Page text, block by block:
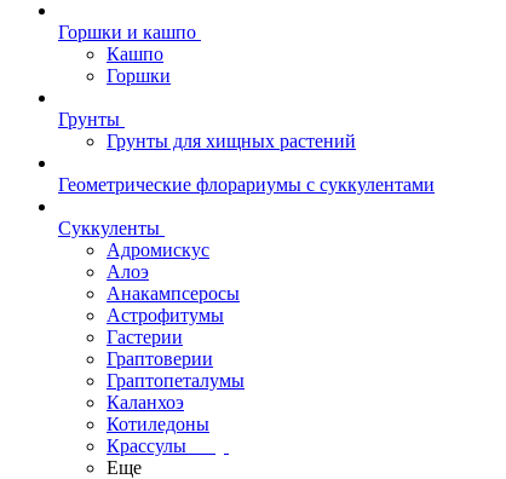
Горшки и кашпо
Кашпо
Горшки
Грунты
Грунты для хищных растений
Геометрические флорариумы с суккулентами
Суккуленты
Адромискус
Алоэ
Анакампсеросы
Астрофитумы
Гастерии
Граптоверии
Граптопеталумы
Каланхоэ
Котиледоны
Крассулы
Еще